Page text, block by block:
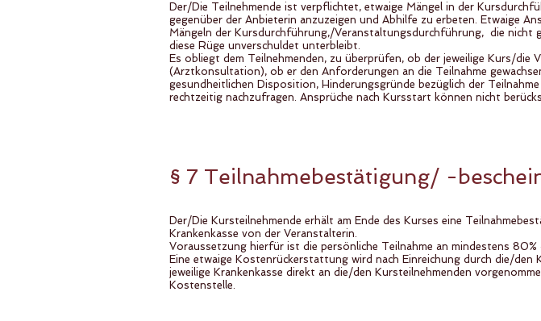
Der/Die Teilnehmende ist verpflichtet, etwaige Mängel in der
gegenüber der Anbieterin anzuzeigen und Abhilfe zu erbeten. Etwaige
Mängeln der Kursdurchführung,/Veranstaltungsdurchführung, die nicht
diese Rüge unverschuldet unterbleibt.
Es obliegt dem Teilnehmenden, zu überprüfen, ob der jeweilige Kurs/
(Arztkonsultation), ob er den Anforderungen an die Teilnahme
gesundheitlichen Disposition, Hinderungsgründe bezüglich der
rechtzeitig nachzufragen. Ansprüche nach Kursstart können nicht
§ 7 Teilnahmebestätigung/ -
Der/Die Kursteilnehmende erhält am Ende des Kurses eine
Krankenkasse von der Veranstalterin.
Voraussetzung hierfür ist die persönliche Teilnahme an mindestens
Eine etwaige Kostenrückerstattung wird nach Einreichung durch die/den
jeweilige Krankenkasse direkt an die/den Kursteilnehmenden
Kostenstelle.